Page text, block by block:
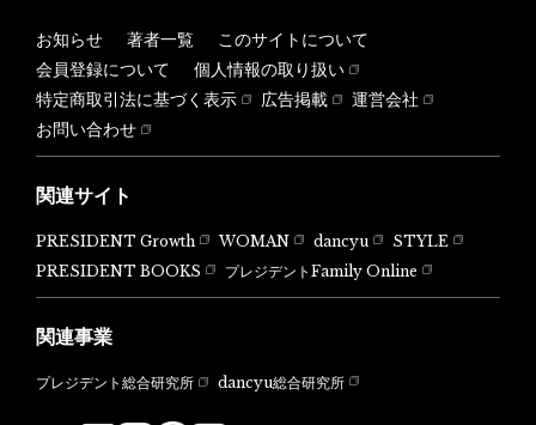
お知らせ 著者一覧
このサイトについて
会員登録について
個人情報の取り扱い
特定商取引法に基づく表示
広告掲載
運営会社
お問い合わせ
関連サイト
PRESIDENT Growth WOMAN dancyu
STYLE
PRESIDENT BOOKS
プレジデントFamily Online
関連事業
プレジデント総合研究所 dancyu総合研究所